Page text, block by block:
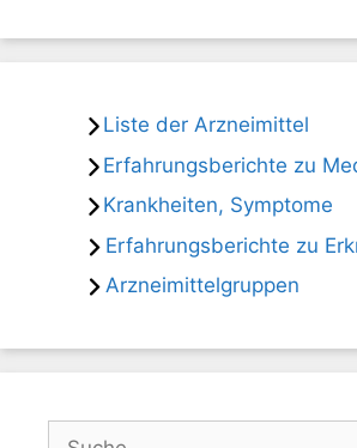
Liste der Arzneimittel
Erfahrungsberichte zu
Krankheiten, Symptome
Erfahrungsberichte zu
Arzneimittelgruppen
Suchen